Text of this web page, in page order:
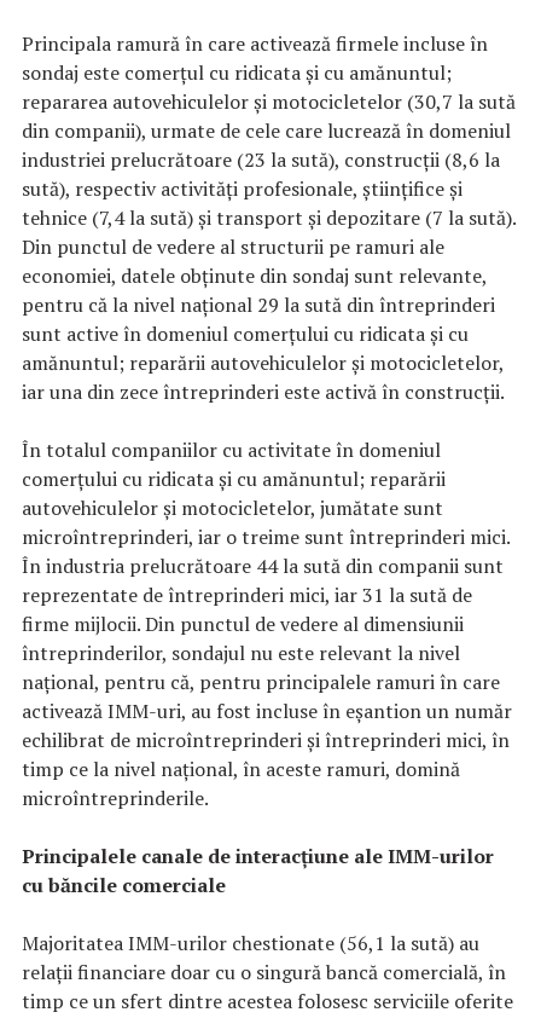
Principala ramură în care activează firmele incluse în
sondaj este comerțul cu ridicata și cu amănuntul;
repararea autovehiculelor și motocicletelor (30,7 la sută
din companii), urmate de cele care lucrează în domeniul
industriei prelucrătoare (23 la sută), construcții (8,6 la
sută), respectiv activități profesionale, științifice și
tehnice (7,4 la sută) și transport și depozitare (7 la sută).
Din punctul de vedere al structurii pe ramuri ale
economiei, datele obținute din sondaj sunt relevante,
pentru că la nivel național 29 la sută din întreprinderi
sunt active în domeniul comerțului cu ridicata și cu
amănuntul; reparării autovehiculelor și motocicletelor,
iar una din zece întreprinderi este activă în construcții.
În totalul companiilor cu activitate în domeniul
comerțului cu ridicata și cu amănuntul; reparării
autovehiculelor și motocicletelor, jumătate sunt
microîntreprinderi, iar o treime sunt întreprinderi mici.
În industria prelucrătoare 44 la sută din companii sunt
reprezentate de întreprinderi mici, iar 31 la sută de
firme mijlocii. Din punctul de vedere al dimensiunii
întreprinderilor, sondajul nu este relevant la nivel
național, pentru că, pentru principalele ramuri în care
activează IMM-uri, au fost incluse în eșantion un număr
echilibrat de microîntreprinderi și întreprinderi mici, în
timp ce la nivel național, în aceste ramuri, domină
microîntreprinderile.
Principalele canale de interacțiune ale IMM-urilor
cu băncile comerciale
Majoritatea IMM-urilor chestionate (56,1 la sută) au
relații financiare doar cu o singură bancă comercială, în
timp ce un sfert dintre acestea folosesc serviciile oferite